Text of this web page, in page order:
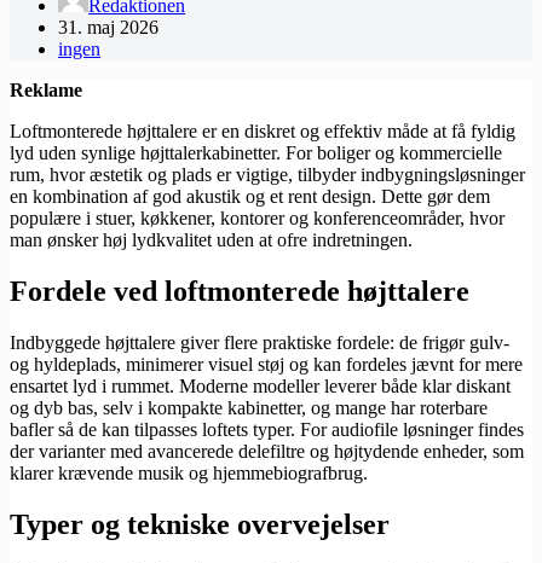
Redaktionen
31. maj 2026
ingen
Reklame
Loftmonterede højttalere er en diskret og effektiv måde at få fyldig
lyd uden synlige højttalerkabinetter. For boliger og kommercielle
rum, hvor æstetik og plads er vigtige, tilbyder indbygningsløsninger
en kombination af god akustik og et rent design. Dette gør dem
populære i stuer, køkkener, kontorer og konferenceområder, hvor
man ønsker høj lydkvalitet uden at ofre indretningen.
Fordele ved loftmonterede højttalere
Indbyggede højttalere giver flere praktiske fordele: de frigør gulv-
og hyldeplads, minimerer visuel støj og kan fordeles jævnt for mere
ensartet lyd i rummet. Moderne modeller leverer både klar diskant
og dyb bas, selv i kompakte kabinetter, og mange har roterbare
bafler så de kan tilpasses loftets typer. For audiofile løsninger findes
der varianter med avancerede delefiltre og højtydende enheder, som
klarer krævende musik og hjemmebiografbrug.
Typer og tekniske overvejelser